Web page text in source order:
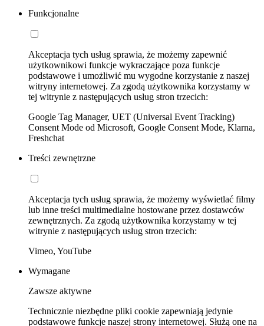
Funkcjonalne
Akceptacja tych usług sprawia, że możemy zapewnić
użytkownikowi funkcje wykraczające poza funkcje
podstawowe i umożliwić mu wygodne korzystanie z naszej
witryny internetowej. Za zgodą użytkownika korzystamy w
tej witrynie z następujących usług stron trzecich:
Google Tag Manager, UET (Universal Event Tracking)
Consent Mode od Microsoft, Google Consent Mode, Klarna,
Freshchat
Treści zewnętrzne
Akceptacja tych usług sprawia, że możemy wyświetlać filmy
lub inne treści multimedialne hostowane przez dostawców
zewnętrznych. Za zgodą użytkownika korzystamy w tej
witrynie z następujących usług stron trzecich:
Vimeo, YouTube
Wymagane
Zawsze aktywne
Technicznie niezbędne pliki cookie zapewniają jedynie
podstawowe funkcje naszej strony internetowej. Służą one na